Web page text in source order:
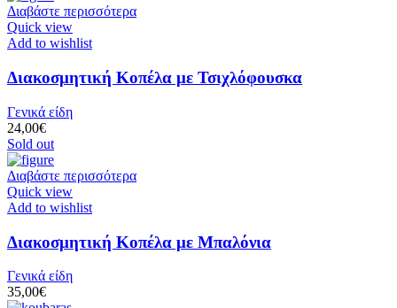
Διαβάστε περισσότερα
Quick view
Add to wishlist
Διακοσμητική Κοπέλα με Τσιχλόφουσκα
Γενικά είδη
24,00€
Sold out
Διαβάστε περισσότερα
Quick view
Add to wishlist
Διακοσμητική Κοπέλα με Μπαλόνια
Γενικά είδη
35,00€